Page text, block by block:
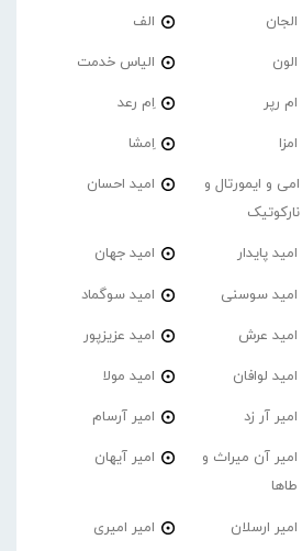
الجان الف
الون الیاس خدمت
ام رپر اِم رعد
امزا اِمشا
امی و ایمورتال و
نارکوتیک
امید احسان
امید پایدار امید جهان
امید سوسنی امید سوگماد
امید عرش امید عزیزپور
امید لوافان امید مولا
امیر آر زد امیر آرسام
امیر آن میراث و
طاها
امیر آیهان
امیر ارسلان امیر امیری